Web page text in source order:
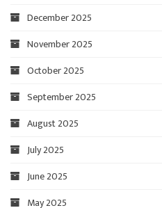
December 2025
November 2025
October 2025
September 2025
August 2025
July 2025
June 2025
May 2025